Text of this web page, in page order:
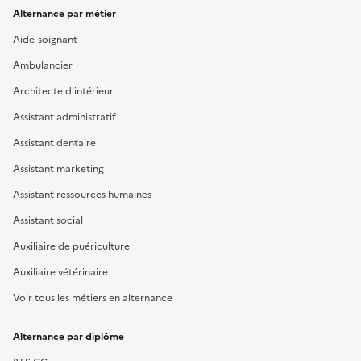
Alternance par métier
Aide-soignant
Ambulancier
Architecte d'intérieur
Assistant administratif
Assistant dentaire
Assistant marketing
Assistant ressources humaines
Assistant social
Auxiliaire de puériculture
Auxiliaire vétérinaire
Voir tous les métiers en alternance
Alternance par diplôme